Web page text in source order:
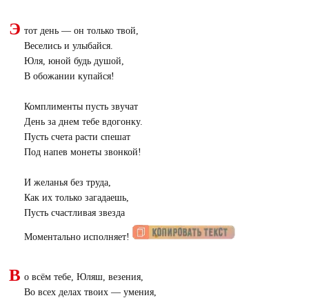
Э тот день — он только твой,
Веселись и улыбайся.
Юля, юной будь душой,
В обожании купайся!
Комплименты пусть звучат
День за днем тебе вдогонку.
Пусть счета расти спешат
Под напев монеты звонкой!
И желанья без труда,
Как их только загадаешь,
Пусть счастливая звезда
Моментально исполняет!
В о всём тебе, Юляш, везения,
Во всех делах твоих — умения,